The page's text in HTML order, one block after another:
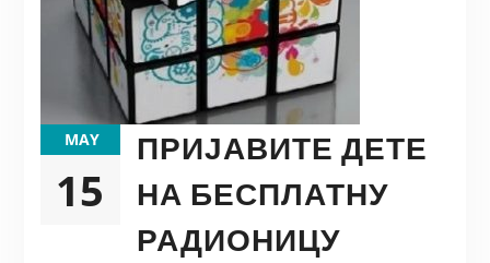
MAY
15
ПРИЈАВИТЕ ДЕТЕ
НА БЕСПЛАТНУ
РАДИОНИЦУ